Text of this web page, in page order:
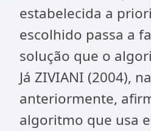
estabelecida a
escolhido passa a
solução que o
Já ZIVIANI (2004),
anteriormente,
algoritmo que usa